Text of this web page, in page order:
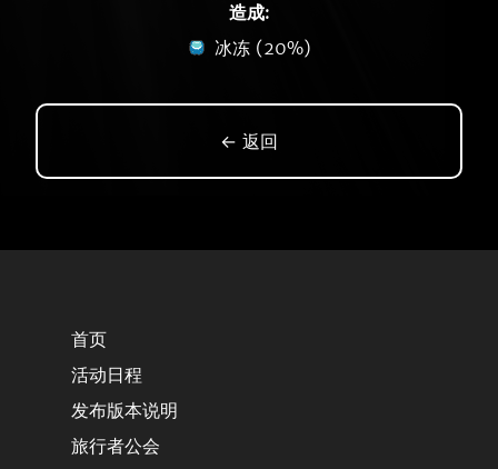
造成:
冰冻 (20%)
← 返回
首页
活动日程
发布版本说明
旅行者公会